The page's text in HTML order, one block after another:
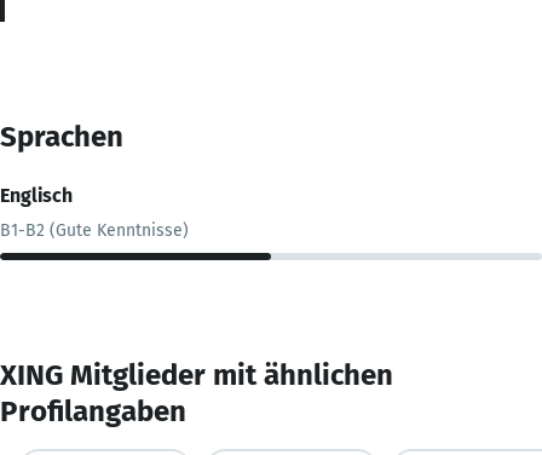
Sprachen
Englisch
B1-B2 (Gute Kenntnisse)
XING Mitglieder mit ähnlichen
Profilangaben